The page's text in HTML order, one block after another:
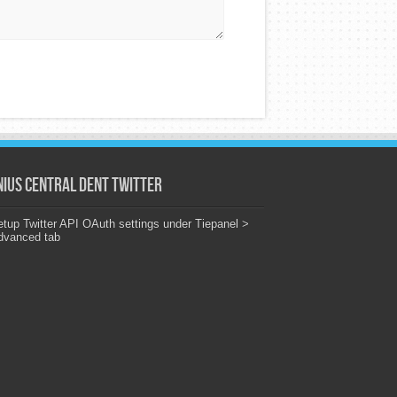
Central Dent Twitter
Twitter API OAuth settings under Tiepanel >
tab